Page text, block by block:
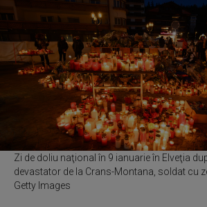
Zi de doliu naţional în 9 ianuarie în Elveţia
devastator de la Crans-Montana, soldat cu
Getty Images